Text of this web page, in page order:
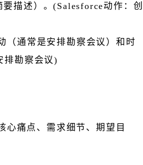
描述）。(Salesforce动作：创
（通常是安排勘察会议）和时
排勘察会议)
心痛点、需求细节、期望目